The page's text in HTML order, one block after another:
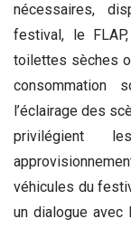
nécessaires,
festival, le
toilettes sèches
consommation
l’éclairage des
privilégient
véhicules du
un dialogue